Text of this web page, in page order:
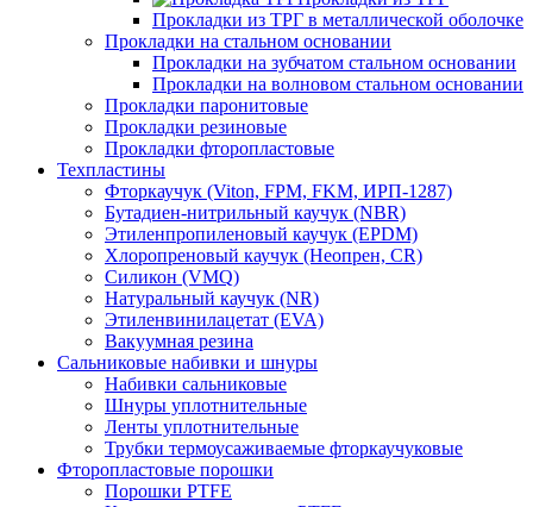
Прокладки из ТРГ в металлической оболочке
Прокладки на стальном основании
Прокладки на зубчатом стальном основании
Прокладки на волновом стальном основании
Прокладки паронитовые
Прокладки резиновые
Прокладки фторопластовые
Техпластины
Фторкаучук (Viton, FPM, FKM, ИРП-1287)
Бутадиен-нитрильный каучук (NBR)
Этиленпропиленовый каучук (EPDM)
Хлоропреновый каучук (Неопрен, CR)
Cиликон (VMQ)
Натуральный каучук (NR)
Этиленвинилацетат (EVA)
Вакуумная резина
Сальниковые набивки и шнуры
Набивки сальниковые
Шнуры уплотнительные
Ленты уплотнительные
Трубки термоусаживаемые фторкаучуковые
Фторопластовые порошки
Порошки PTFE